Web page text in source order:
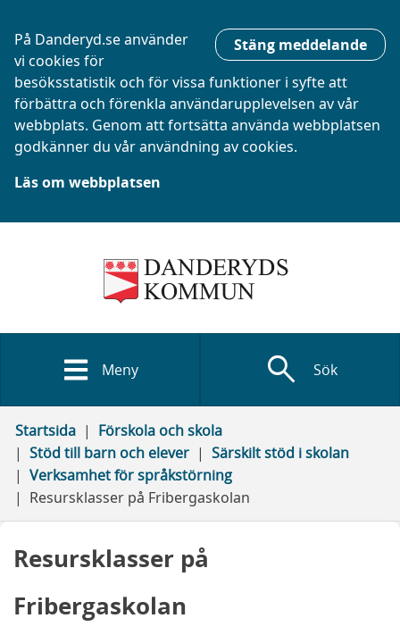
Stäng meddelande
På Danderyd.se använder
vi cookies för
besöksstatistik och för vissa funktioner i syfte att
förbättra och förenkla användarupplevelsen av vår
webbplats. Genom att fortsätta använda webbplatsen
godkänner du vår användning av cookies.
Läs om webbplatsen
Meny search Sök
Startsida
Förskola och skola
Stöd till barn och elever
Särskilt stöd i skolan
Verksamhet för språkstörning
Resursklasser på Fribergaskolan
Resursklasser på
Fribergaskolan